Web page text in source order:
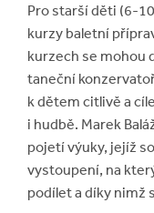
Pro starší děti (6-
kurzy baletní
kurzech se mohou
taneční
k dětem citlivě a
i hudbě. Marek
pojetí výuky, jejíž
vystoupení, na
podílet a díky nimž